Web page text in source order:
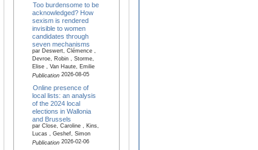
Too burdensome to be
acknowledged? How
sexism is rendered
invisible to women
candidates through
seven mechanisms
par Deswert, Clémence ,
Devroe, Robin , Storme,
Elise , Van Haute, Emilie
Publication2026-08-05
Online presence of
local lists: an analysis
of the 2024 local
elections in Wallonia
and Brussels
par Close, Caroline , Kins,
Lucas , Geshef, Simon
Publication2026-02-06